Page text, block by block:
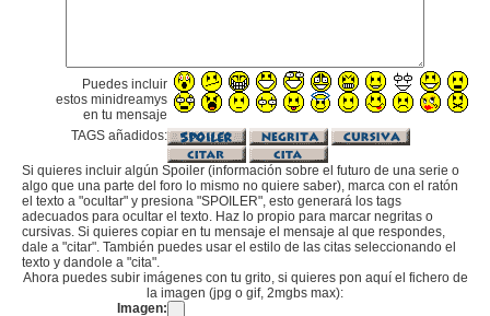
Puedes incluir
estos minidreamys
en tu mensaje
TAGS añadidos:
Si quieres incluir algún Spoiler (información sobre el futuro de una serie o
algo que una parte del foro lo mismo no quiere saber), marca con el ratón
el texto a "ocultar" y presiona "SPOILER", esto generará los tags
adecuados para ocultar el texto. Haz lo propio para marcar negritas o
cursivas. Si quieres copiar en tu mensaje el mensaje al que respondes,
dale a "citar". También puedes usar el estilo de las citas seleccionando el
texto y dandole a "cita".
Ahora puedes subir imágenes con tu grito, si quieres pon aquí el fichero de
la imagen (jpg o gif, 2mgbs max):
Imagen: